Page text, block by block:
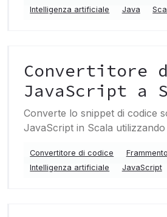
Intelligenza artificiale
Java
Convertitore
JavaScript a
Converte lo snippet di codice
JavaScript in Scala utilizzando
Convertitore di codice
Intelligenza artificiale
JavaScript